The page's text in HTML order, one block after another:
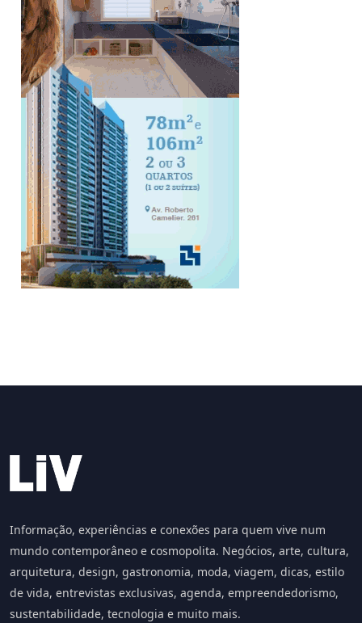
Informação, experiências e conexões para quem vive num
mundo contemporâneo e cosmopolita. Negócios, arte, cultura,
arquitetura, design, gastronomia, moda, viagem, dicas, estilo
de vida, entrevistas exclusivas, agenda, empreendedorismo,
sustentabilidade, tecnologia e muito mais.